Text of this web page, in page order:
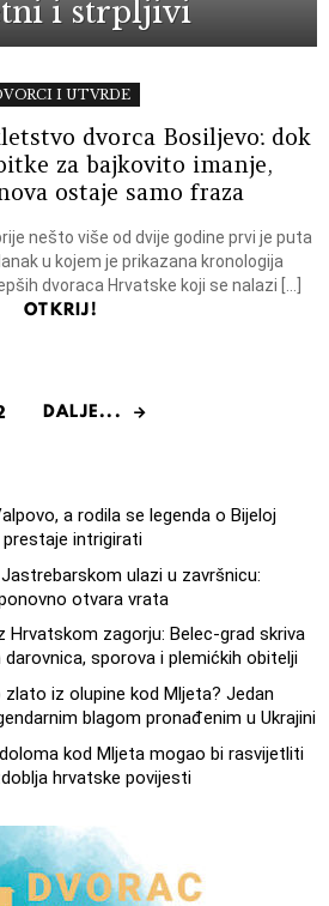
i strpljivi
I UTVRDE
dvorca Bosiljevo: dok
za bajkovito imanje,
ostaje samo fraza
nešto više od dvije godine prvi je puta
u kojem je prikazana kronologija
dvoraca Hrvatske koji se nalazi […]
OTKRIJ!
DALJE...
a rodila se legenda o Bijeloj
intrigirati
ulazi u završnicu:
otvara vrata
Hrvatskom zagorju: Belec-grad skriva
darovnica, sporova i plemićkih obitelji
zlato iz olupine kod Mljeta? Jedan
blagom pronađenim u Ukrajini
kod Mljeta mogao bi rasvijetliti
hrvatske povijesti